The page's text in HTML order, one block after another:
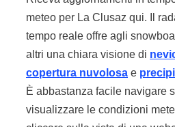
meteo per La Clusaz qui. Il
tempo reale offre agli
altri una chiara visione di
copertura nuvolosa e
È abbastanza facile navigare
visualizzare le condizioni